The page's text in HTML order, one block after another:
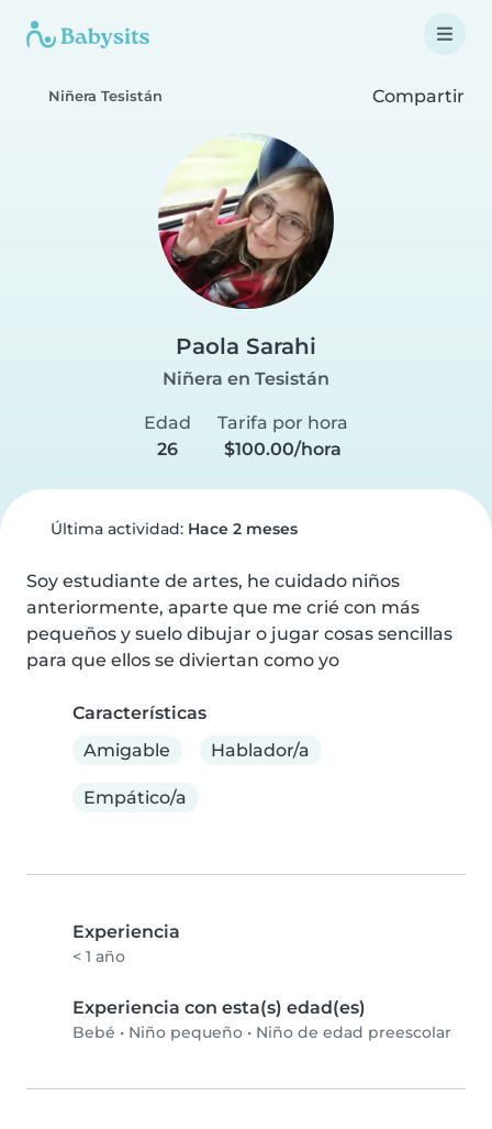
Niñera Tesistán Compartir
Paola Sarahi
Niñera en Tesistán
Edad
26
Tarifa por hora
$100.00/hora
Última actividad: Hace 2 meses
Soy estudiante de artes, he cuidado niños
anteriormente, aparte que me crié con más
pequeños y suelo dibujar o jugar cosas sencillas
para que ellos se diviertan como yo
Características
Amigable
Hablador/a
Empático/a
Experiencia
< 1 año
Experiencia con esta(s) edad(es)
Bebé • Niño pequeño • Niño de edad preescolar